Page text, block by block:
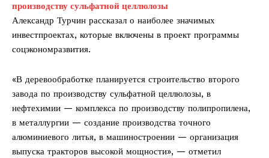
производству сульфатной целлюлозы
Александр Турчин рассказал о наиболее значимых
инвестпроектах, которые включены в проект программы
соцэкономразвития.
«В деревообработке планируется строительство второго
завода по производству сульфатной целлюлозы, в
нефтехимии — комплекса по производству полипропилена,
в металлургии — создание производства точного
алюминиевого литья, в машиностроении — организация
выпуска тракторов высокой мощности», — отметил